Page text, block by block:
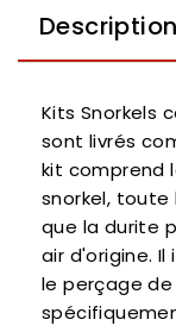
Description
Kits Snorkels
sont livrés
kit comprend
snorkel, toute
que la durite
air d'origine.
le perçage de